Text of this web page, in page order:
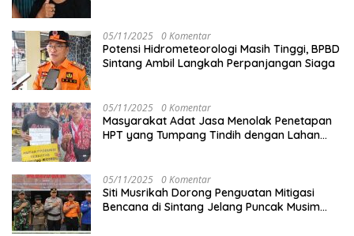
05/11/2025 0 Komentar
Potensi Hidrometeorologi Masih Tinggi, BPBD
Sintang Ambil Langkah Perpanjangan Siaga
05/11/2025 0 Komentar
Masyarakat Adat Jasa Menolak Penetapan
HPT yang Tumpang Tindih dengan Lahan
05/11/2025 0 Komentar
Siti Musrikah Dorong Penguatan Mitigasi
Bencana di Sintang Jelang Puncak Musim